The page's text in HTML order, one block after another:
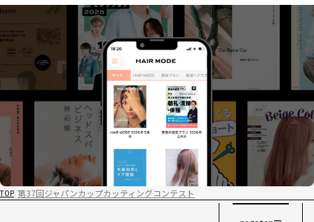
TOP 第37回ジャパンカップカッティングコンテスト